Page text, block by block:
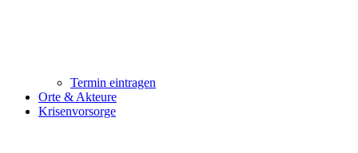
Termin eintragen
Orte & Akteure
Krisenvorsorge